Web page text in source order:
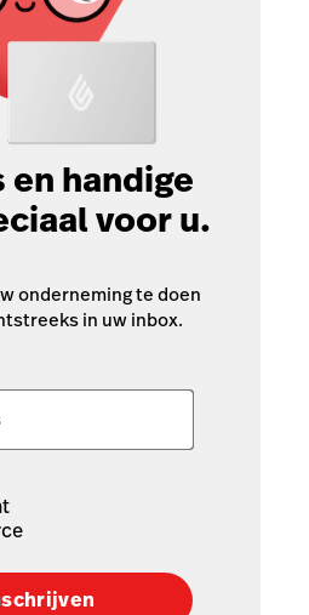
en handige
voor u.
onderneming te doen
in uw inbox.